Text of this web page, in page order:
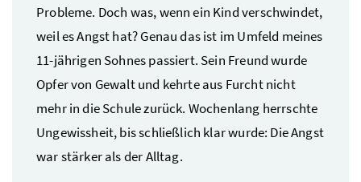
Probleme. Doch was, wenn ein Kind verschwindet,
weil es Angst hat? Genau das ist im Umfeld meines
11-jährigen Sohnes passiert. Sein Freund wurde
Opfer von Gewalt und kehrte aus Furcht nicht
mehr in die Schule zurück. Wochenlang herrschte
Ungewissheit, bis schließlich klar wurde: Die Angst
war stärker als der Alltag.